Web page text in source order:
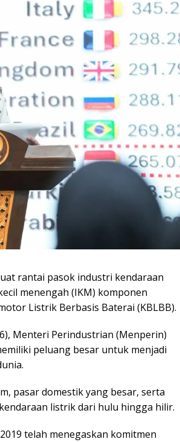
rantai pasok industri kendaraan
menengah (IKM) komponen
Listrik Berbasis Baterai (KBLBB).
Menteri Perindustrian (Menperin)
peluang besar untuk menjadi
pasar domestik yang besar, serta
listrik dari hulu hingga hilir.
telah menegaskan komitmen